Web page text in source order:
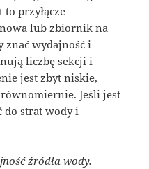
to przyłącze
lub zbiornik na
znać wydajność i
liczbę sekcji i
jest zbyt niskie,
Jeśli jest
do strat wody i
źródła wody.